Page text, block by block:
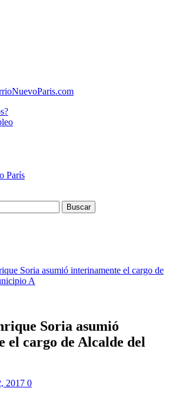
París
Soria asumió interinamente el cargo de
A
Soria asumió
el cargo de Alcalde del
2017 0